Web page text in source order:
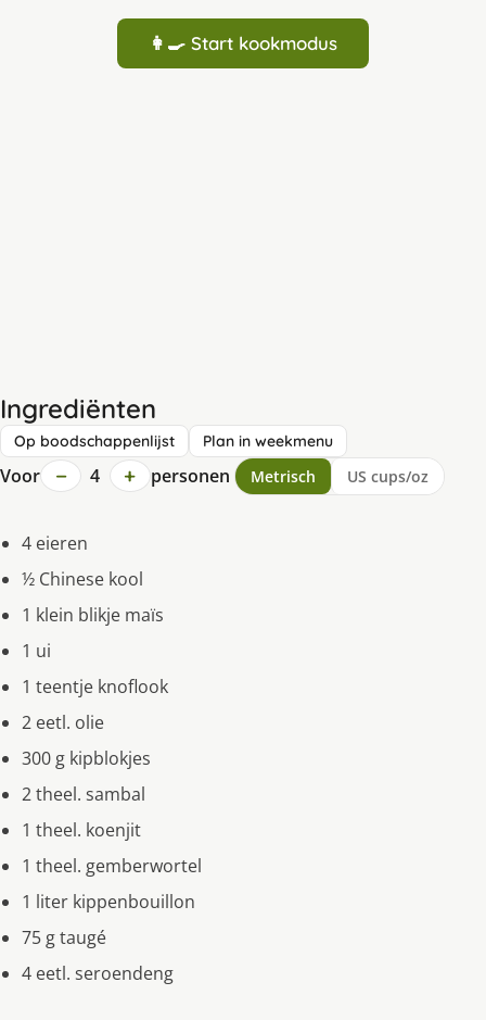
👩‍🍳 Start kookmodus
Ingrediënten
Op boodschappenlijst Plan in weekmenu
Voor − 4 + personen Metrisch US cups/oz
4 eieren
½ Chinese kool
1 klein blikje maïs
1 ui
1 teentje knoflook
2 eetl. olie
300 g kipblokjes
2 theel. sambal
1 theel. koenjit
1 theel. gemberwortel
1 liter kippenbouillon
75 g taugé
4 eetl. seroendeng